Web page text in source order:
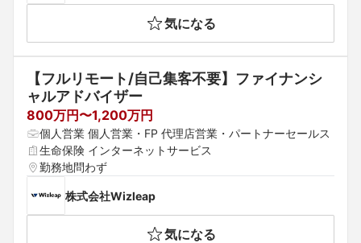
気になる
【フルリモート/自己集客不要】ファイナンシ
ャルアドバイザー
800万円〜1,200万円
個人営業 個人営業・FP 代理店営業・パートナーセールス
生命保険 インターネットサービス
勤務地問わず
株式会社Wizleap
気になる